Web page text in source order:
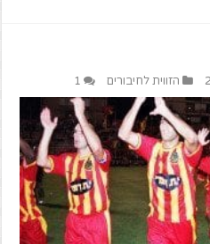
הזווית לחיבורים 1